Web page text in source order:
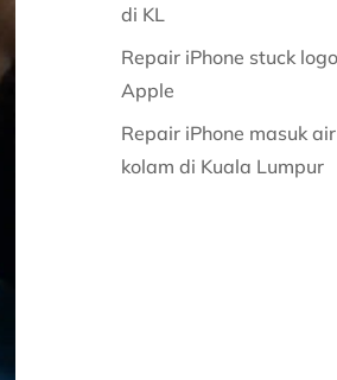
di KL
Repair iPhone stuck logo
Apple
Repair iPhone masuk air
kolam di Kuala Lumpur